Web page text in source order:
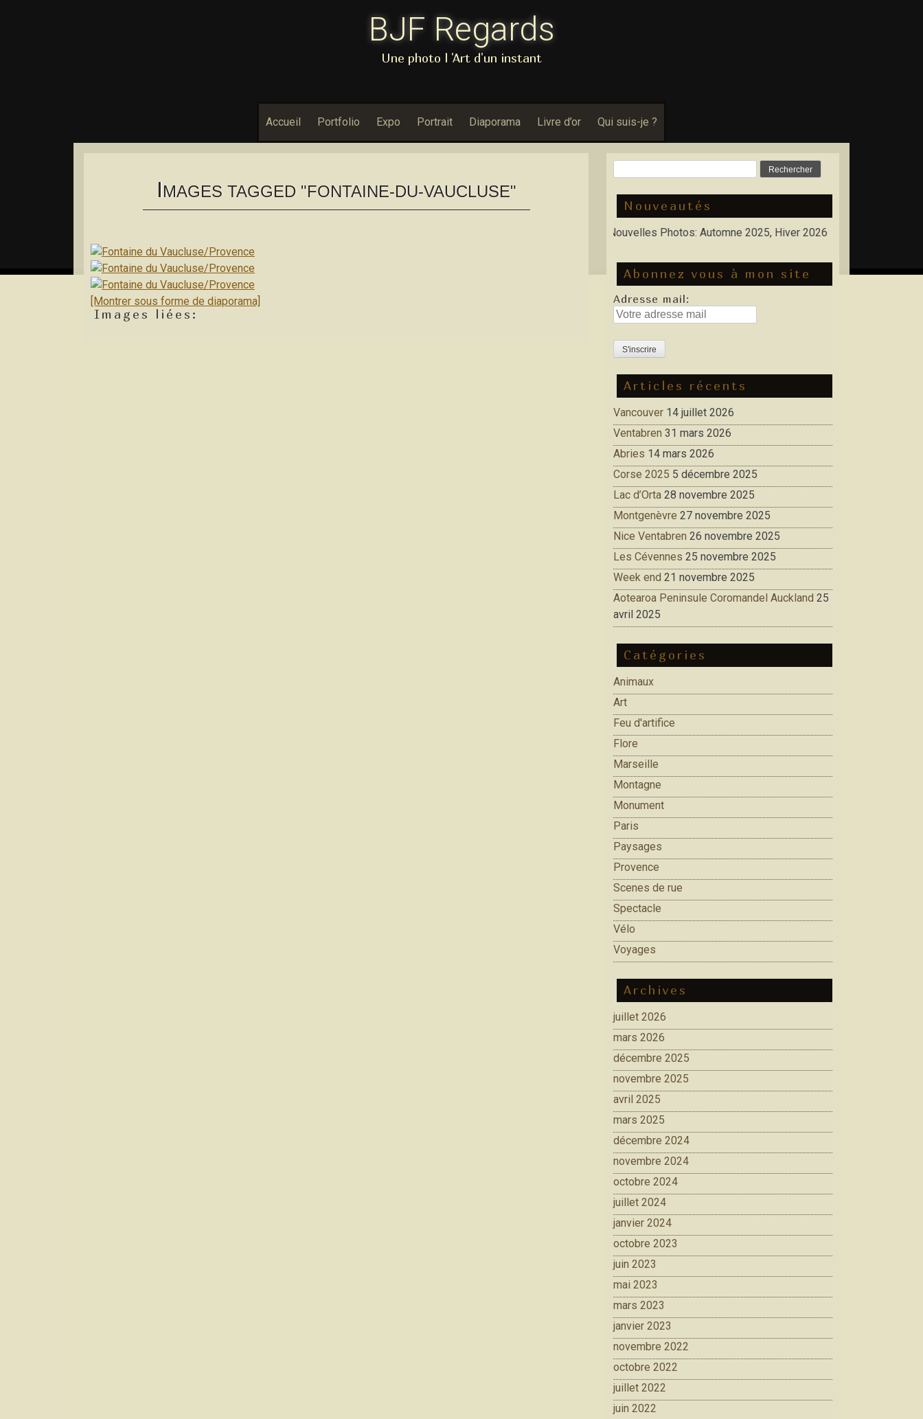
BJF Regards
Une photo l 'Art d'un instant
Accueil Portfolio Expo Portrait Diaporama Livre d’or Qui suis-je ?
IMAGES TAGGED "FONTAINE-DU-VAUCLUSE"
[Montrer sous forme de diaporama]
Images liées:
Nouveautés
Dans Porfolio : Nouvelles Photos: Automne 2025, Hiver 2026
Abonnez vous à mon site
Adresse mail:
Articles récents
Vancouver 14 juillet 2026
Ventabren 31 mars 2026
Abries 14 mars 2026
Corse 2025 5 décembre 2025
Lac d’Orta 28 novembre 2025
Montgenèvre 27 novembre 2025
Nice Ventabren 26 novembre 2025
Les Cévennes 25 novembre 2025
Week end 21 novembre 2025
Aotearoa Peninsule Coromandel Auckland 25
avril 2025
Catégories
Animaux
Art
Feu d'artifice
Flore
Marseille
Montagne
Monument
Paris
Paysages
Provence
Scenes de rue
Spectacle
Vélo
Voyages
Archives
juillet 2026
mars 2026
décembre 2025
novembre 2025
avril 2025
mars 2025
décembre 2024
novembre 2024
octobre 2024
juillet 2024
janvier 2024
octobre 2023
juin 2023
mai 2023
mars 2023
janvier 2023
novembre 2022
octobre 2022
juillet 2022
juin 2022